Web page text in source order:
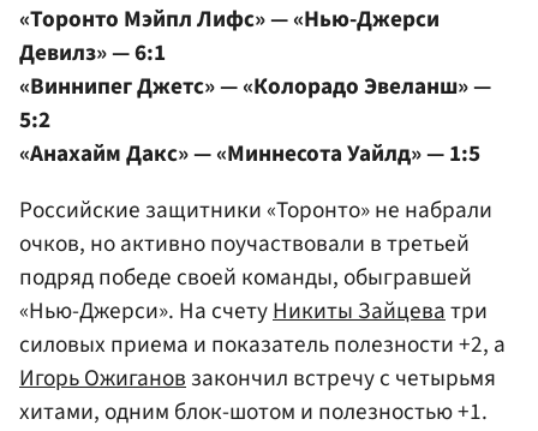
«Торонто Мэйпл Лифс» — «Нью-Джерси
Девилз» — 6:1
«Виннипег Джетс» — «Колорадо Эвеланш» —
5:2
«Анахайм Дакс» — «Миннесота Уайлд» — 1:5
Российские защитники «Торонто» не набрали
очков, но активно поучаствовали в третьей
подряд победе своей команды, обыгравшей
«Нью-Джерси». На счетуНикиты Зайцеватри
силовых приема и показатель полезности +2, а
Игорь Ожигановзакончил встречу с четырьмя
хитами, одним блок-шотом и полезностью +1.